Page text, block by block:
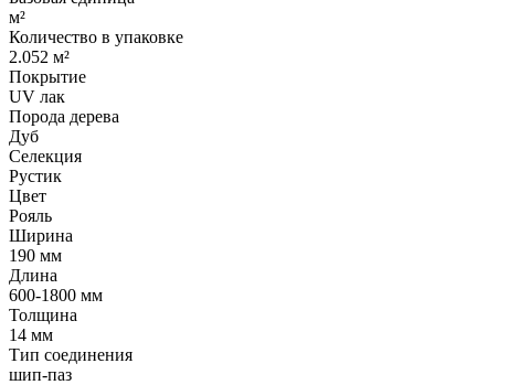
м²
Количество в упаковке
2.052 м²
Покрытие
UV лак
Порода дерева
Дуб
Селекция
Рустик
Цвет
Рояль
Ширина
190 мм
Длина
600-1800 мм
Толщина
14 мм
Тип соединения
шип-паз